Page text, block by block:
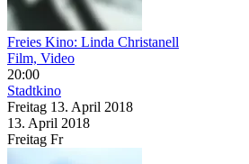
Freies Kino: Linda Christanell
Film, Video
20:00
Stadtkino
Freitag 13. April 2018
13. April 2018
Freitag Fr